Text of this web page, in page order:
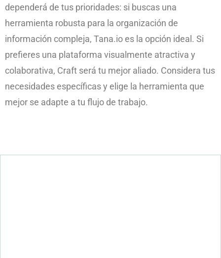
dependerá de tus prioridades: si buscas una
herramienta robusta para la organización de
información compleja, Tana.io es la opción ideal. Si
prefieres una plataforma visualmente atractiva y
colaborativa, Craft será tu mejor aliado. Considera tus
necesidades específicas y elige la herramienta que
mejor se adapte a tu flujo de trabajo.